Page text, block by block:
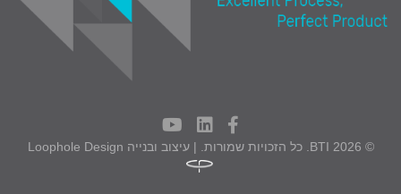
© 2026 BTI. כל הזכויות שמורות. | עיצוב ובנייה Loophole Design